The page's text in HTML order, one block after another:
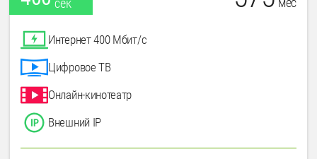
сек
Интернет 400 Мбит/с
Цифровое ТВ
Онлайн-кинотеатр
Внешний IP